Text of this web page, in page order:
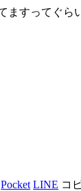
ますってぐら
Pocket LINE コ